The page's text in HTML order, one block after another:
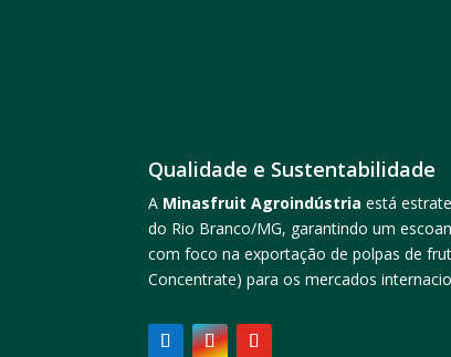
Qualidade e Sustentabilidade
A Minasfruit Agroindústria está
do Rio Branco/MG, garantindo um
com foco na exportação depolpas de
Concentrate)para os mercados